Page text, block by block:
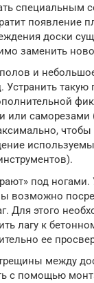
специальным
появление
доски
заменить
и
Устранить
или саморезами
чтобы
под
возможно
Для этого
лагу к
ее
между
с помощью